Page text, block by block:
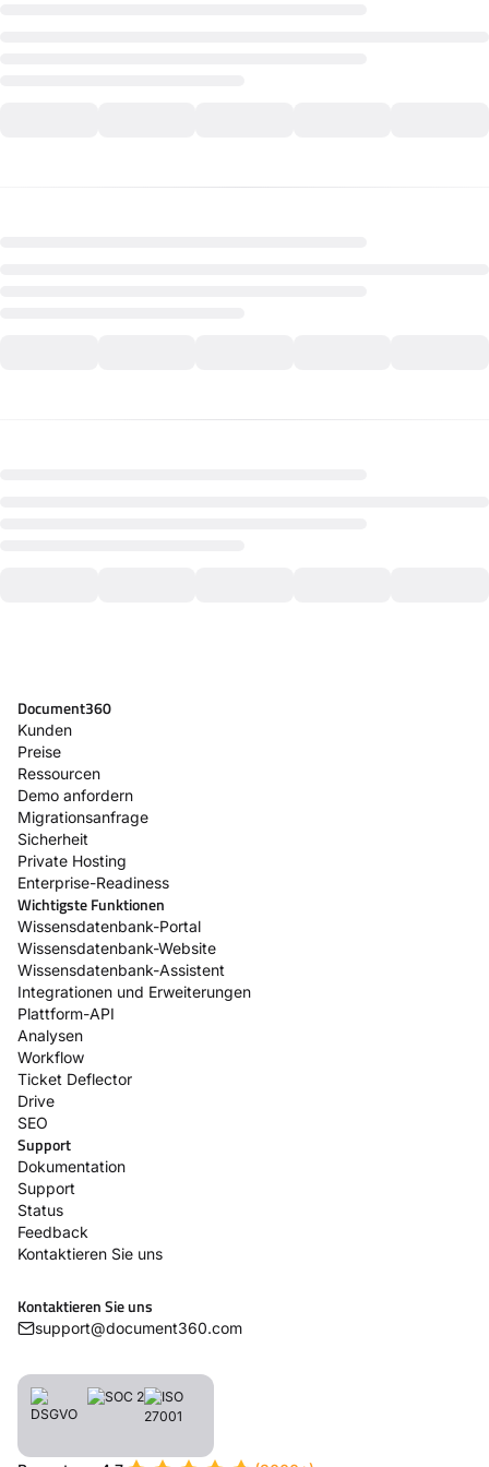
Document360
Kunden
Preise
Ressourcen
Demo anfordern
Migrationsanfrage
Sicherheit
Private Hosting
Enterprise-Readiness
Wichtigste Funktionen
Wissensdatenbank-Portal
Wissensdatenbank-Website
Wissensdatenbank-Assistent
Integrationen und Erweiterungen
Plattform-API
Analysen
Workflow
Ticket Deflector
Drive
SEO
Support
Dokumentation
Support
Status
Feedback
Kontaktieren Sie uns
Kontaktieren Sie uns
support@document360.com